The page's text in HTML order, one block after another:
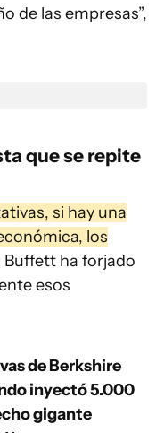
de las empresas”,
que se repite
si hay una
los
Buffett ha forjado
esos
de Berkshire
inyectó 5.000
gigante